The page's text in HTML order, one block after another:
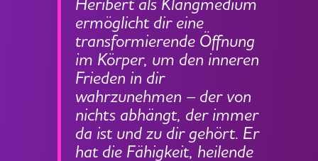
ermöglicht dir eine
transformierende Öffnung
im Körper, um den inneren
Frieden in dir
wahrzunehmen – der von
nichts abhängt, der immer
da ist und zu dir gehört. Er
hat die Fähigkeit, heilende